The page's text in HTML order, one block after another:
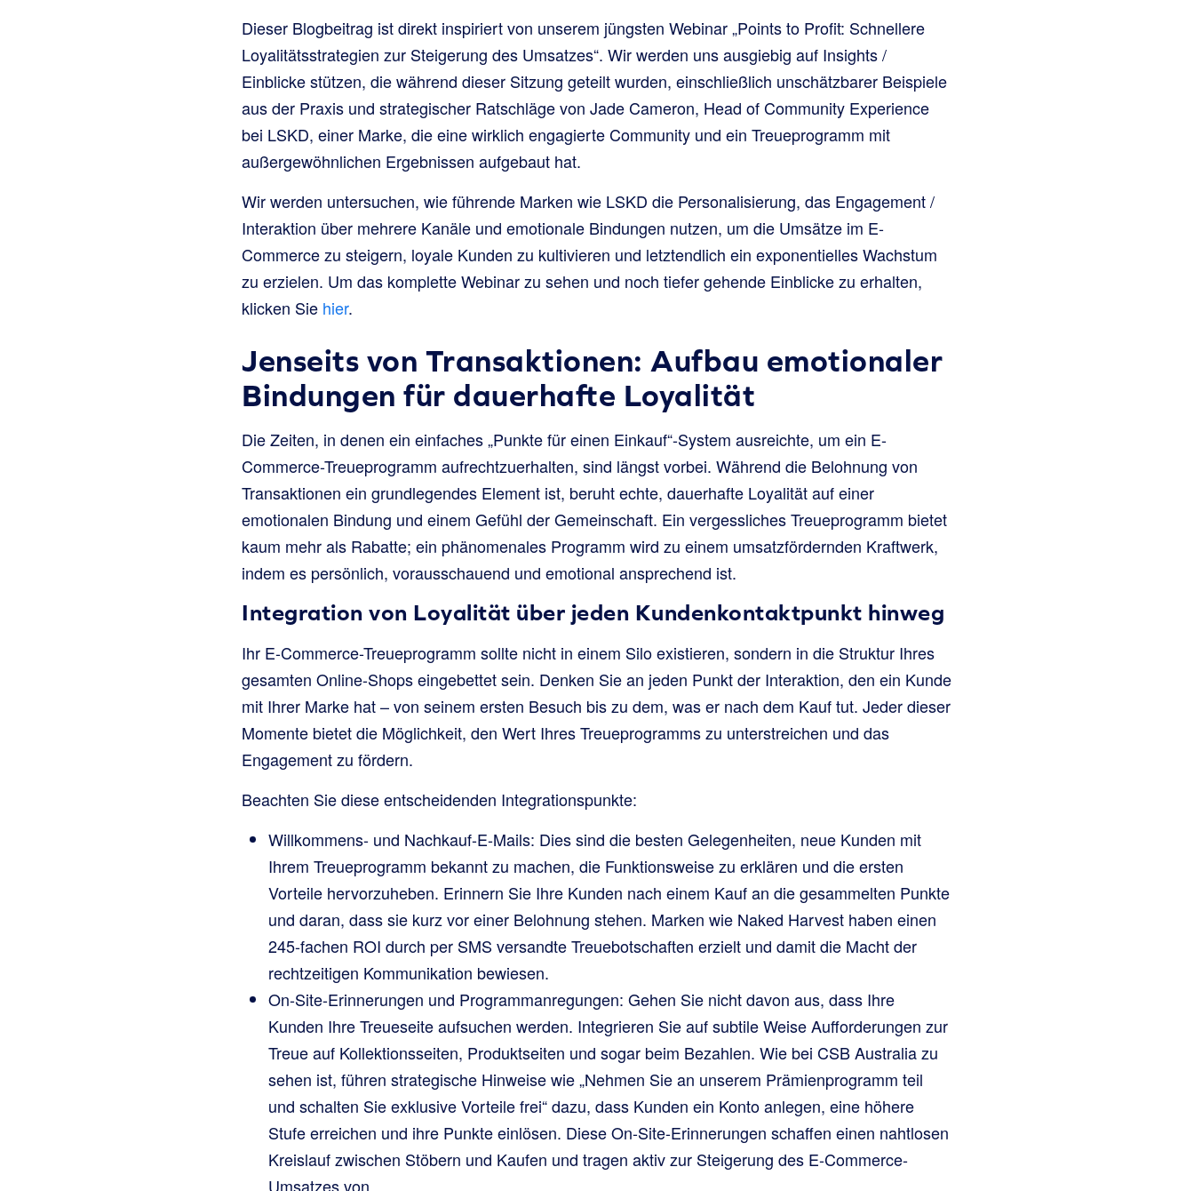
Dieser Blogbeitrag ist direkt inspiriert von unserem jüngsten Webinar „Points to Profit: Schnellere
Loyalitätsstrategien zur Steigerung des Umsatzes“. Wir werden uns ausgiebig auf Insights /
Einblicke stützen, die während dieser Sitzung geteilt wurden, einschließlich unschätzbarer Beispiele
aus der Praxis und strategischer Ratschläge von Jade Cameron, Head of Community Experience
bei LSKD, einer Marke, die eine wirklich engagierte Community und ein Treueprogramm mit
außergewöhnlichen Ergebnissen aufgebaut hat.
Wir werden untersuchen, wie führende Marken wie LSKD die Personalisierung, das Engagement /
Interaktion über mehrere Kanäle und emotionale Bindungen nutzen, um die Umsätze im E-
Commerce zu steigern, loyale Kunden zu kultivieren und letztendlich ein exponentielles Wachstum
zu erzielen. Um das komplette Webinar zu sehen und noch tiefer gehende Einblicke zu erhalten,
klicken Sie hier.
Jenseits von Transaktionen: Aufbau emotionaler
Bindungen für dauerhafte Loyalität
Die Zeiten, in denen ein einfaches „Punkte für einen Einkauf“-System ausreichte, um ein E-
Commerce-Treueprogramm aufrechtzuerhalten, sind längst vorbei. Während die Belohnung von
Transaktionen ein grundlegendes Element ist, beruht echte, dauerhafte Loyalität auf einer
emotionalen Bindung und einem Gefühl der Gemeinschaft. Ein vergessliches Treueprogramm bietet
kaum mehr als Rabatte; ein phänomenales Programm wird zu einem umsatzfördernden Kraftwerk,
indem es persönlich, vorausschauend und emotional ansprechend ist.
Integration von Loyalität über jeden Kundenkontaktpunkt hinweg
Ihr E-Commerce-Treueprogramm sollte nicht in einem Silo existieren, sondern in die Struktur Ihres
gesamten Online-Shops eingebettet sein. Denken Sie an jeden Punkt der Interaktion, den ein Kunde
mit Ihrer Marke hat – von seinem ersten Besuch bis zu dem, was er nach dem Kauf tut. Jeder dieser
Momente bietet die Möglichkeit, den Wert Ihres Treueprogramms zu unterstreichen und das
Engagement zu fördern.
Beachten Sie diese entscheidenden Integrationspunkte:
Willkommens- und Nachkauf-E-Mails: Dies sind die besten Gelegenheiten, neue Kunden mit
Ihrem Treueprogramm bekannt zu machen, die Funktionsweise zu erklären und die ersten
Vorteile hervorzuheben. Erinnern Sie Ihre Kunden nach einem Kauf an die gesammelten Punkte
und daran, dass sie kurz vor einer Belohnung stehen. Marken wie Naked Harvest haben einen
245-fachen ROI durch per SMS versandte Treuebotschaften erzielt und damit die Macht der
rechtzeitigen Kommunikation bewiesen.
On-Site-Erinnerungen und Programmanregungen: Gehen Sie nicht davon aus, dass Ihre
Kunden Ihre Treueseite aufsuchen werden. Integrieren Sie auf subtile Weise Aufforderungen zur
Treue auf Kollektionsseiten, Produktseiten und sogar beim Bezahlen. Wie bei CSB Australia zu
sehen ist, führen strategische Hinweise wie „Nehmen Sie an unserem Prämienprogramm teil
und schalten Sie exklusive Vorteile frei“ dazu, dass Kunden ein Konto anlegen, eine höhere
Stufe erreichen und ihre Punkte einlösen. Diese On-Site-Erinnerungen schaffen einen nahtlosen
Kreislauf zwischen Stöbern und Kaufen und tragen aktiv zur Steigerung des E-Commerce-
Umsatzes von